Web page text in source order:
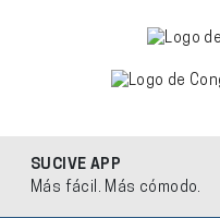
SUCIVE APP
Más fácil. Más cómodo.